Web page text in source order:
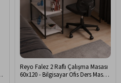
Reyo Falez 2 Raflı Çalışma Masası
60x120 - Bilgisayar Ofis Ders Masası